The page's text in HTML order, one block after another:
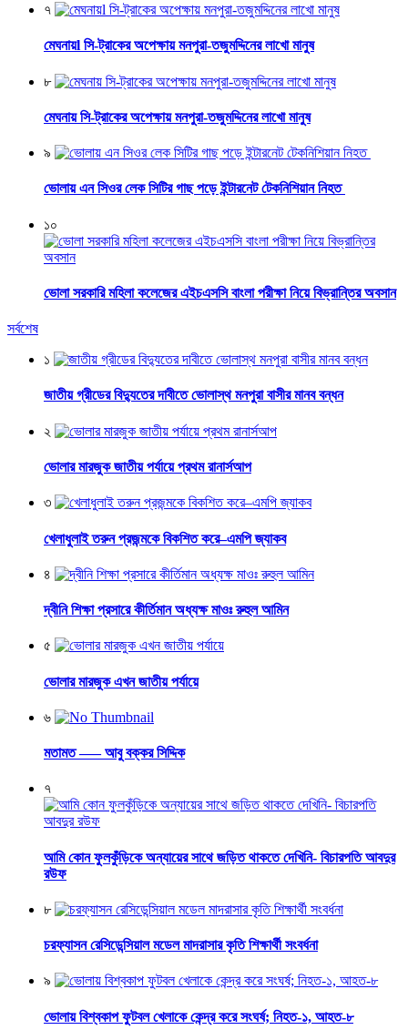
৭
মেঘনায়l সি-ট্রাকের অপেক্ষায় মনপুরা-তজুমদ্দিনের লাখো মানুষ
৮
মেঘনায় সি-ট্রাকের অপেক্ষায় মনপুরা-তজুমদ্দিনের লাখো মানুষ
৯
ভোলায় এন সিওর লেক সিটির গাছ পড়ে ইন্টারনেট টেকনিশিয়ান নিহত
১০
ভোলা সরকারি মহিলা কলেজের এইচএসসি বাংলা পরীক্ষা নিয়ে বিভ্রান্তির অবসান
সর্বশেষ
১
জাতীয় গ্রীডের বিদ্যুতের দাবীতে ভোলাস্থ মনপুরা বাসীর মানব বন্ধন
২
ভোলার মারজুক জাতীয় পর্যায়ে প্রথম রানার্সআপ
৩
খেলাধুলাই তরুন প্রজন্মকে বিকশিত করে–এমপি জ্যাকব
৪
দ্বীনি শিক্ষা প্রসারে কীর্তিমান অধ্যক্ষ মাওঃ রুহুল আমিন
৫
ভোলার মারজুক এখন জাতীয় পর্যায়ে
৬
মতামত —– আবু বক্কর সিদ্দিক
৭
আমি কোন ফুলকুঁড়িকে অন্যায়ের সাথে জড়িত থাকতে দেখিনি- বিচারপতি আবদুর
রউফ
৮
চরফ্যাসন রেসিডেন্সিয়াল মডেল মাদরাসার কৃতি শিক্ষার্থী সংবর্ধনা
৯
ভোলায় বিশ্বকাপ ফুটবল খেলাকে কেন্দ্র করে সংঘর্ষ; নিহত-১, আহত-৮